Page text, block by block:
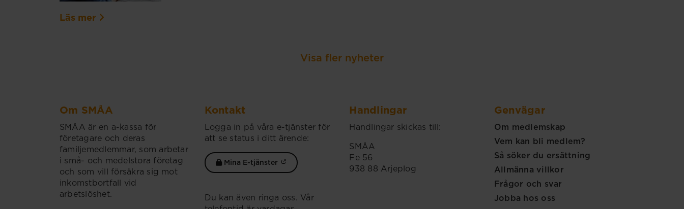
Läs mer
Visa fler nyheter
Om SMÅA
SMÅA är en a-kassa för
företagare och deras
familjemedlemmar, som arbetar
i små- och medelstora företag
och som vill försäkra sig mot
inkomstbortfall vid
arbetslöshet.
Kontakt
Logga in på våra e-tjänster för
att se status i ditt ärende:
Mina E-tjänster
Du kan även ringa oss. Vår
Handlingar
Handlingar skickas till:
SMÅA
Fe 56
938 88 Arjeplog
Genvägar
Om medlemskap
Vem kan bli medlem?
Så söker du ersättning
Allmänna villkor
Frågor och svar
Jobba hos oss